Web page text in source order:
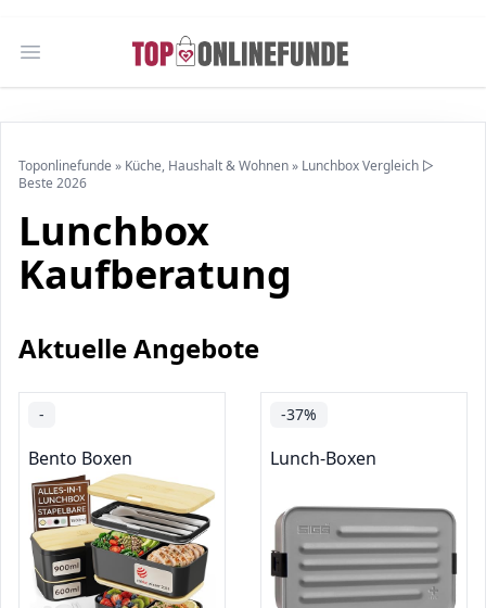
Open main menu
Toponlinefunde » Küche, Haushalt & Wohnen» Lunchbox Vergleich ▷
Beste 2026
Lunchbox
Kaufberatung
Aktuelle Angebote
-
Bento Boxen
-37%
Lunch-Boxen